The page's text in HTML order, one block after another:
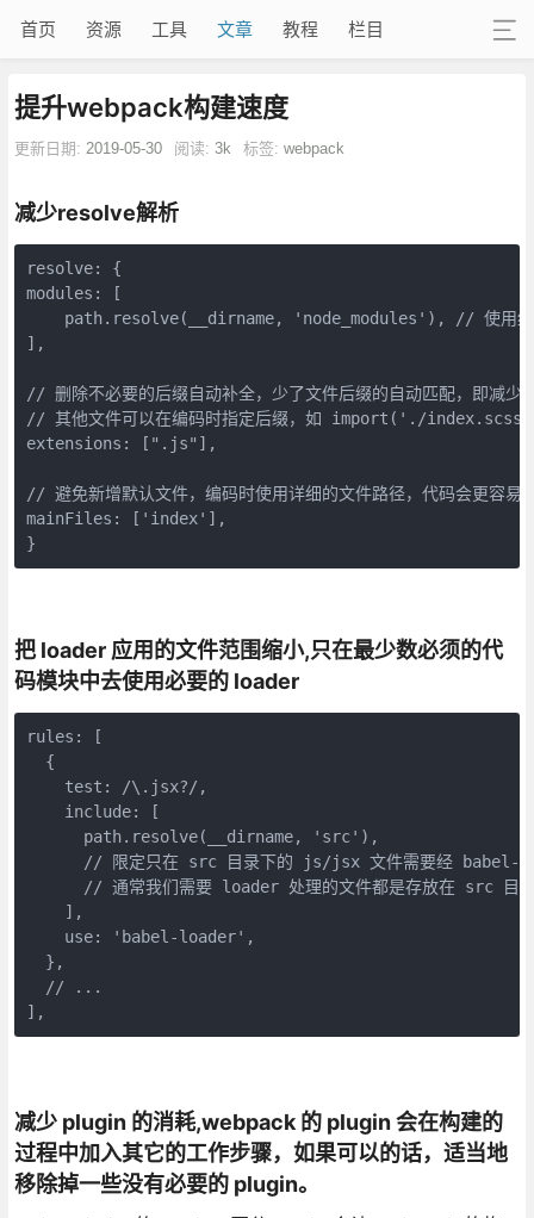
首页 资源 工具 文章 教程 栏目
提升webpack构建速度
更新日期: 2019-05-30 阅读: 3k 标签: webpack
减少resolve解析
resolve: {
modules: [
path.resolve(__dirname, 'node_modules'), // 使用绝
],
// 删除不必要的后缀自动补全，少了文件后缀的自动匹配，即减少
// 其他文件可以在编码时指定后缀，如 import('./
extensions: [".js"],
// 避免新增默认文件，编码时使用详细的文件路径，代码会更容易
mainFiles: ['index'],
把 loader 应用的文件范围缩小,只在最少数必须的代
码模块中去使用必要的 loader
rules: [
  {
    test: /\.jsx?/,
    include: [
      path.resolve(__dirname, 'src'),
// 限定只在 src 目录下的 js/jsx 文件需要经 babel-
// 通常我们需要 loader 处理的文件都是存放在 src 目
    ],
    use: 'babel-loader',
  },
  // ...
],
减少 plugin 的消耗,webpack 的 plugin 会在构建的
过程中加入其它的工作步骤，如果可以的话，适当地
移除掉一些没有必要的 plugin。